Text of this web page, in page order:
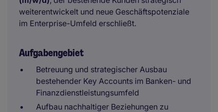
weiterentwickelt und neue Geschäftspotenziale
im Enterprise-Umfeld erschließt.
Aufgabengebiet
Betreuung und strategischer Ausbau
bestehender Key Accounts im Banken- und
Finanzdienstleistungsumfeld
Aufbau nachhaltiger Beziehungen zu